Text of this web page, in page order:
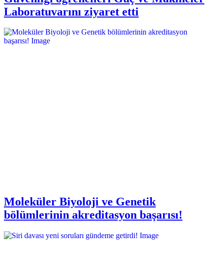
Laboratuvarını ziyaret etti
Moleküler Biyoloji ve Genetik
bölümlerinin akreditasyon başarısı!